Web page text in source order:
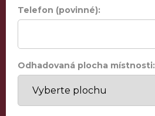
Telefon (povinné):
Odhadovaná plocha místnosti: